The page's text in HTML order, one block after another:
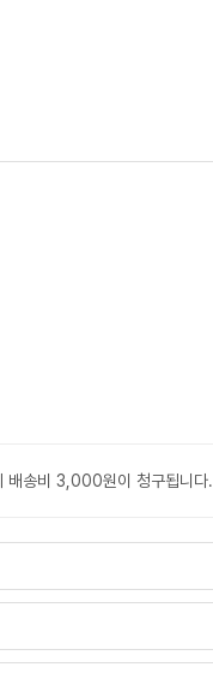
송비 3,000원이 청구됩니다.